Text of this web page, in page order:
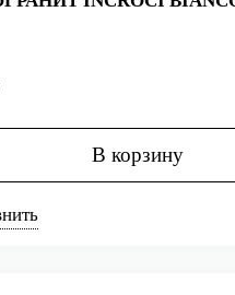
В корзину